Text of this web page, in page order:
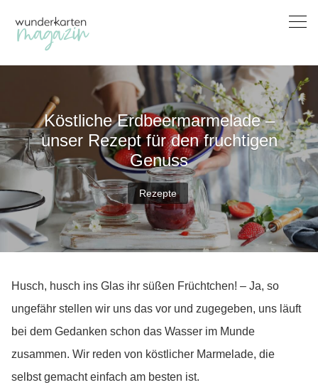
Köstliche Erdbeermarmelade –
unser Rezept für den fruchtigen
Genuss
Rezepte
Husch, husch ins Glas ihr süßen Früchtchen! – Ja, so
ungefähr stellen wir uns das vor und zugegeben, uns läuft
bei dem Gedanken schon das Wasser im Munde
zusammen. Wir reden von köstlicher Marmelade, die
selbst gemacht einfach am besten ist.